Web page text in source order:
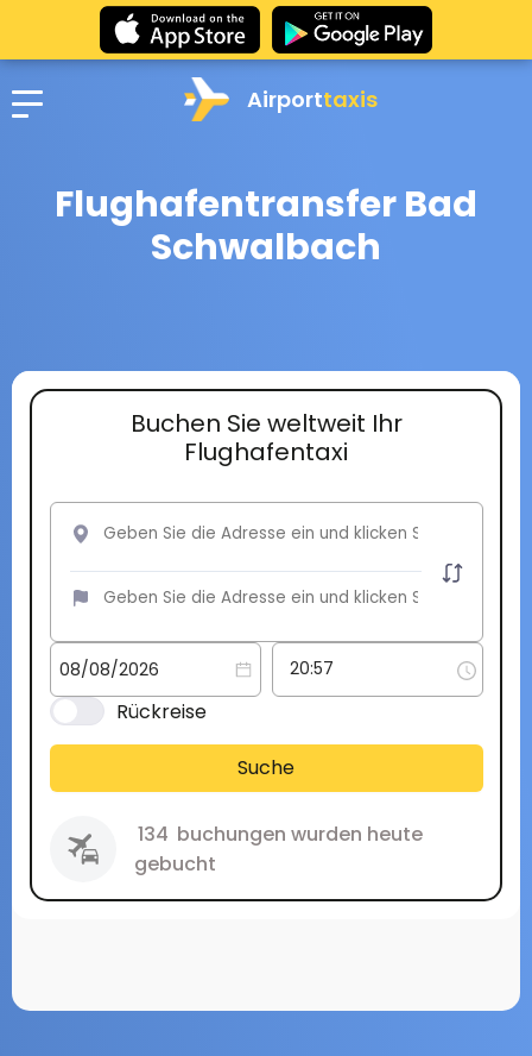
Airporttaxis
Flughafentransfer Bad
Schwalbach
Buchen Sie weltweit Ihr
Flughafentaxi
Rückreise
Suche
134 buchungen wurden heute
gebucht